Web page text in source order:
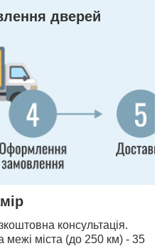
дверей
консультація.
межі міста (до 250 км) - 35